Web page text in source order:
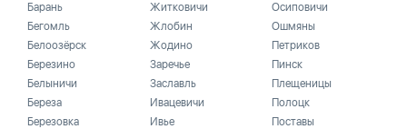
Барань
Бегомль
Белоозёрск
Березино
Белыничи
Береза
Березовка
Житковичи
Жлобин
Жодино
Заречье
Заславль
Ивацевичи
Ивье
Осиповичи
Ошмяны
Петриков
Пинск
Плещеницы
Полоцк
Поставы